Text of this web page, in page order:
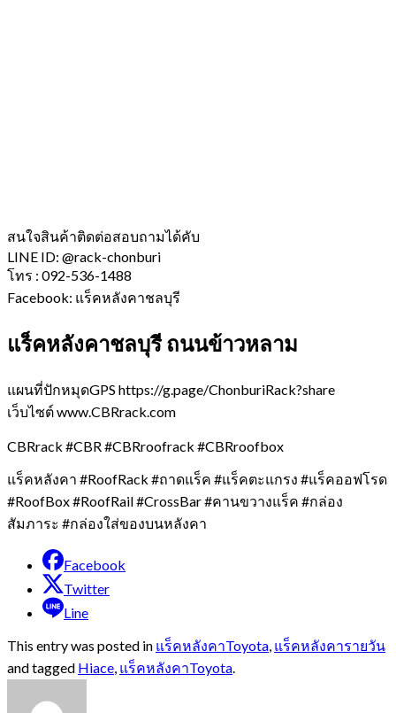
สนใจสินค้าติดต่อสอบถามได้คับ
LINE ID: @rack-chonburi
โทร : 092-536-1488
Facebook: แร็คหลังคาชลบุรี
แร็คหลังคาชลบุรี ถนนข้าวหลาม
แผนที่ปักหมุดGPS https://g.page/ChonburiRack?share
เว็บไซต์ www.CBRrack.com
CBRrack #CBR #CBRroofrack #CBRroofbox
แร็คหลังคา #RoofRack #ถาดแร็ค #แร็คตะแกรง #แร็คออฟโรด
#RoofBox #RoofRail #CrossBar #คานขวางแร็ค #กล่อง
สัมภาระ #กล่องใส่ของบนหลังคา
Facebook
Twitter
Line
This entry was posted in แร็คหลังคาToyota แร็คหลังคารายวัน
and tagged Hiace แร็คหลังคาToyota